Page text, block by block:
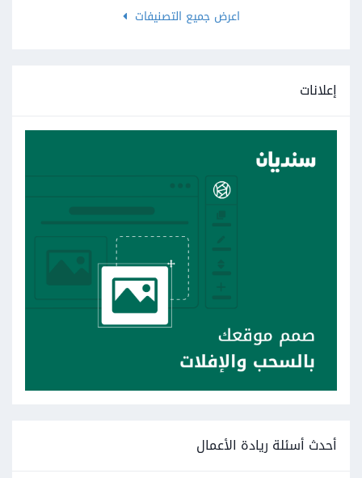
اعرض جميع التصنيفات
إعلانات
أحدث أسئلة ريادة الأعمال